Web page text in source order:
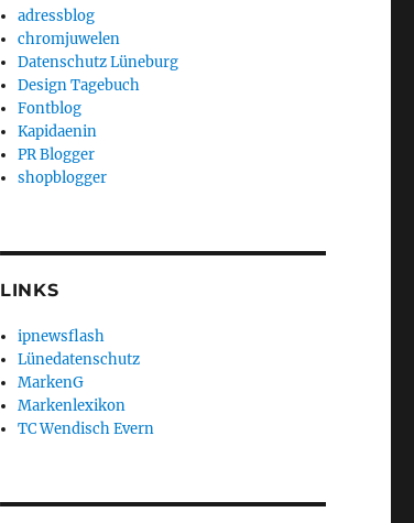
adressblog
chromjuwelen
Datenschutz Lüneburg
Design Tagebuch
Fontblog
Kapidaenin
PR Blogger
shopblogger
LINKS
ipnewsflash
Lünedatenschutz
MarkenG
Markenlexikon
TC Wendisch Evern